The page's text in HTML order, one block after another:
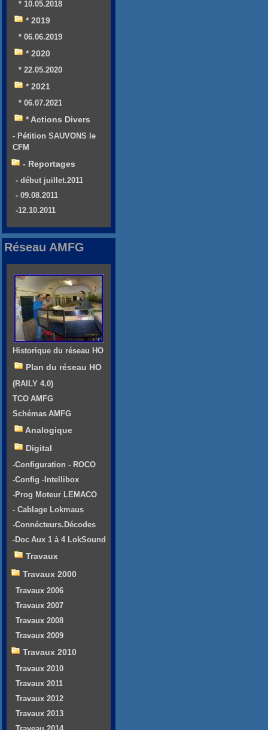
* 10.05.2018
* 2019
* 06.06.2019
* 2020
* 22.05.2020
* 2021
* 06.07.2021
* Actions Divers
- Pétition SAUVONS le
CFM
- Reportages
- début juillet.2011
- 09.08.2011
-12.10.2011
Réseau AMFG
Historique du réseau HO
Plan du réseau HO
(RAILY 4.0)
TCO AMFG
Schémas AMFG
Analogique
Digital
-Configuration - ROCO
-Config -Intellibox
-Prog Moteur LEMACO
- Cablage Lokmaus
-Connécteurs.Décodes
-Doc Aux 1 à 4 LokSound
Travaux
Travaux 2000
Travaux 2006
Travaux 2007
Travaux 2008
Travaux 2009
Travaux 2010
Travaux 2010
Travaux 2011
Travaux 2012
Travaux 2013